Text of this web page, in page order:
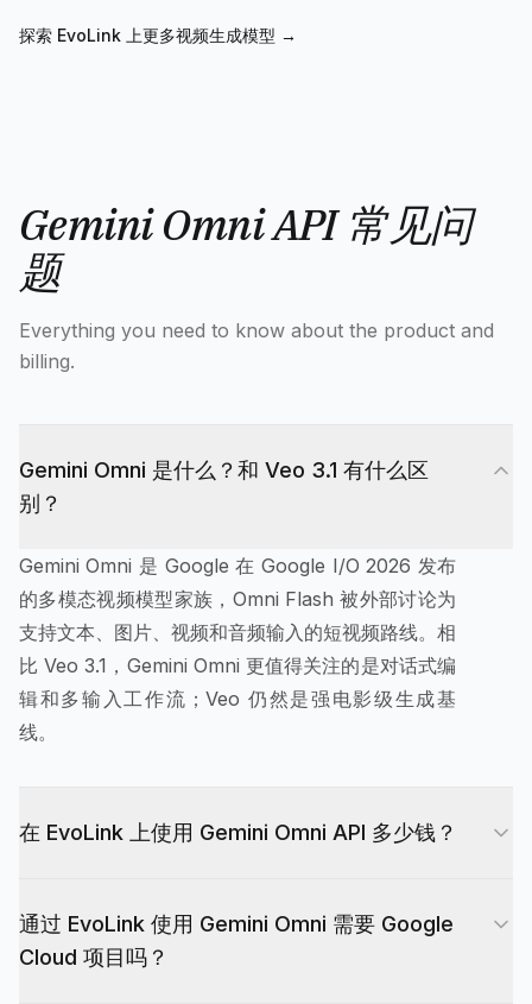
探索 EvoLink 上更多视频生成模型 →
Gemini Omni API 常见问
题
Everything you need to know about the product and
billing.
Gemini Omni 是什么？和 Veo 3.1 有什么区
别？
Gemini Omni 是 Google 在 Google I/O 2026 发布
的多模态视频模型家族，Omni Flash 被外部讨论为
支持文本、图片、视频和音频输入的短视频路线。相
比 Veo 3.1，Gemini Omni 更值得关注的是对话式编
辑和多输入工作流；Veo 仍然是强电影级生成基
线。
在 EvoLink 上使用 Gemini Omni API 多少钱？
input、video output 和 other output 三类 token
维度。请查看上方定价表了解当前费率。
通过 EvoLink 使用 Gemini Omni 需要 Google
Cloud 项目吗？